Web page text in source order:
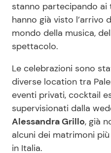
stanno partecipando
hanno già visto l’arrivo
mondo della musica,
spettacolo.
Le celebrazioni sono
diverse location tra
eventi privati, cocktail
supervisionati dalla
Alessandra Grillo, già
alcuni dei matrimoni
in Italia.